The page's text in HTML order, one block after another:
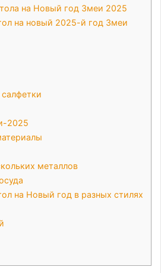
на Новый год Змеи 2025
на новый 2025-й год Змеи
2025
металлов
на Новый год в разных стилях